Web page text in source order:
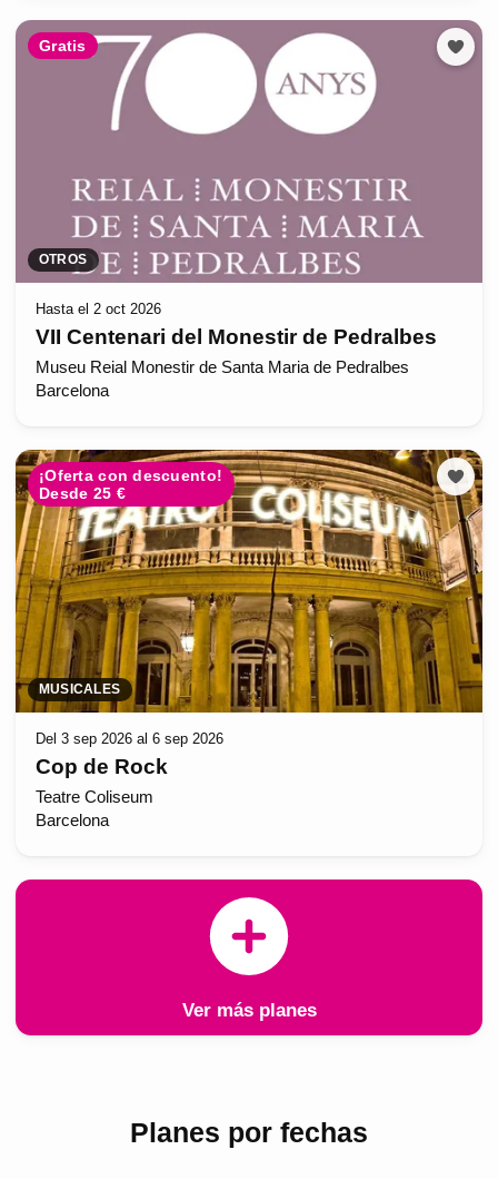
Gratis
OTROS
Hasta el 2 oct 2026
VII Centenari del Monestir de Pedralbes
Museu Reial Monestir de Santa Maria de Pedralbes
Barcelona
¡Oferta con descuento!
Desde 25 €
MUSICALES
Del 3 sep 2026 al 6 sep 2026
Cop de Rock
Teatre Coliseum
Barcelona
Ver más planes
Planes por fechas